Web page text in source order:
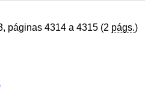
páginas 4314 a 4315 (2 págs.)